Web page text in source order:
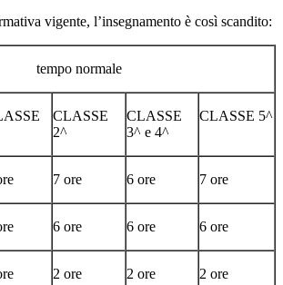
vigente, l’insegnamento è così scandito:
tempo normale
CLASSE
2^
CLASSE
3^ e 4^
CLASSE 5^
7 ore 6 ore 7 ore
6 ore 6 ore 6 ore
2 ore 2 ore 2 ore